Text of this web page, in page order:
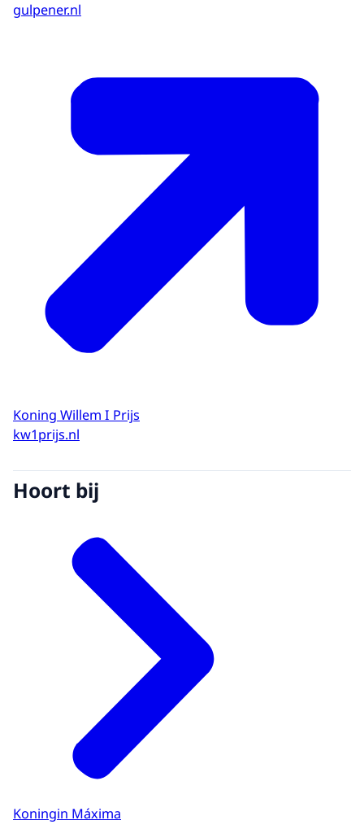
gulpener.nl
Koning Willem I Prijs
kw1prijs.nl
Hoort bij
Koningin Máxima